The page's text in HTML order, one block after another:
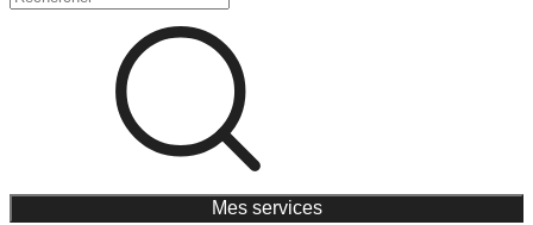
Mes services